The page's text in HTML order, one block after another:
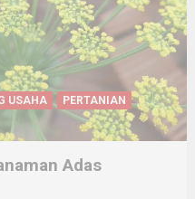
USAHA
PERTANIAN
Adas